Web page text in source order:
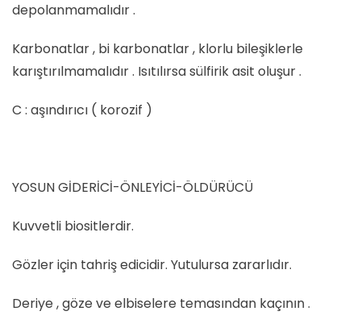
depolanmamalıdır .
Karbonatlar , bi karbonatlar , klorlu bileşiklerle
karıştırılmamalıdır . Isıtılırsa sülfirik asit oluşur .
C : aşındırıcı ( korozif )
YOSUN GİDERİCİ-ÖNLEYİCİ-ÖLDÜRÜCÜ
Kuvvetli biositlerdir.
Gözler için tahriş edicidir. Yutulursa zararlıdır.
Deriye , göze ve elbiselere temasından kaçının .